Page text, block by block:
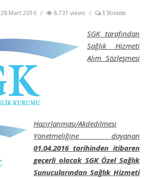
28 Mart 2016 / 8.731 views / 1 Yorum
SGK tarafından
Sağlık Hizmeti
Alım Sözleşmesi
Hazırlanması/Akdedilmesi
Yönetmeliğine dayanan
01.04.2016 tarihinden itibaren
geçerli olacak SGK Özel Sağlık
Sunucularından Sağlık Hizmeti